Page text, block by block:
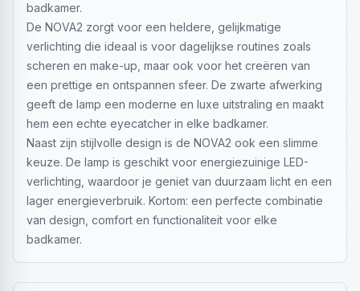
badkamer.
De NOVA2 zorgt voor een heldere, gelijkmatige
verlichting die ideaal is voor dagelijkse routines zoals
scheren en make-up, maar ook voor het creëren van
een prettige en ontspannen sfeer. De zwarte afwerking
geeft de lamp een moderne en luxe uitstraling en maakt
hem een echte eyecatcher in elke badkamer.
Naast zijn stijlvolle design is de NOVA2 ook een slimme
keuze. De lamp is geschikt voor energiezuinige LED-
verlichting, waardoor je geniet van duurzaam licht en een
lager energieverbruik. Kortom: een perfecte combinatie
van design, comfort en functionaliteit voor elke
badkamer.